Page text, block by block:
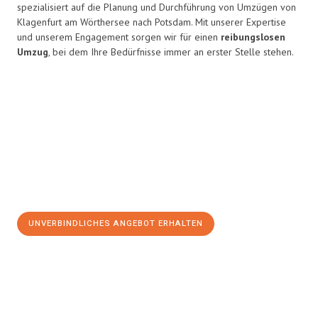
spezialisiert auf die Planung und Durchführung von Umzügen von
Klagenfurt am Wörthersee nach Potsdam. Mit unserer Expertise
und unserem Engagement sorgen wir für einen reibungslosen
Umzug, bei dem Ihre Bedürfnisse immer an erster Stelle stehen.
UNVERBINDLICHES ANGEBOT ERHALTEN